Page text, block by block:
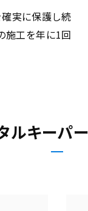
確実に保護し続
施工を年に1回
ルキーパ